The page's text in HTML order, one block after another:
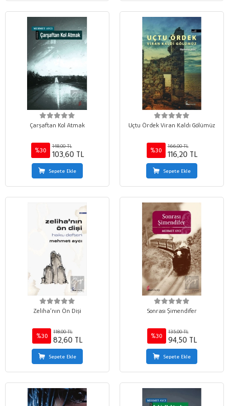
Çarşaftan Kol Atmak
%30
148,00 TL
103,60 TL
Sepete Ekle
Uçtu Ördek Viran Kaldı Gölümüz
%30
166,00 TL
116,20 TL
Sepete Ekle
Zeliha’nın Ön Dişi
%30
118,00 TL
82,60 TL
Sepete Ekle
Sonrası Şimendifer
%30
135,00 TL
94,50 TL
Sepete Ekle